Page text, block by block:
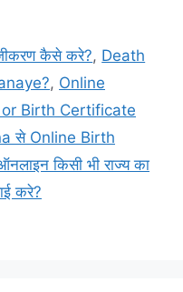
कैसे करे?, Death
, Online
or Birth Certificate
से Online Birth
किसी भी राज्य का
करे?